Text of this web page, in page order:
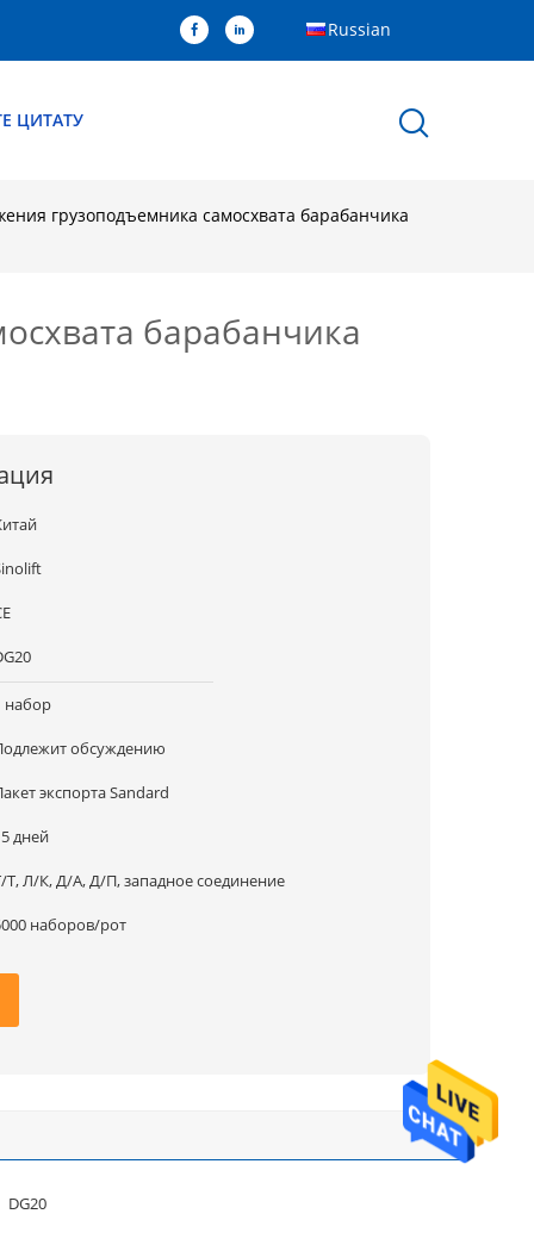
Russian
ЦИТАТУ
грузоподъемника самосхвата барабанчика
барабанчика
набор
обсуждению
экспорта Sandard
дней
Т, Л/К, Д/А, Д/П, западное соединение
наборов/рот
DG20